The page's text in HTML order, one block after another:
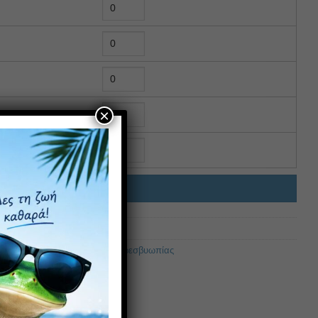
ΣΤΟ ΚΑΛΆΘΙ
,Γυναικεία Γυαλιά Πρεσβυωπίας
×